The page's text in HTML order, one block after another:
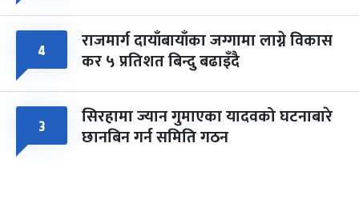
४ राजमार्ग दायाँबायाँका जग्गामा लाग्ने विकास
कर ५ प्रतिशत बिन्दु बढाइँदै
३ सिरहामा ज्यान गुमाएका यादवको घटनाबारे
छानबिन गर्न समिति गठन